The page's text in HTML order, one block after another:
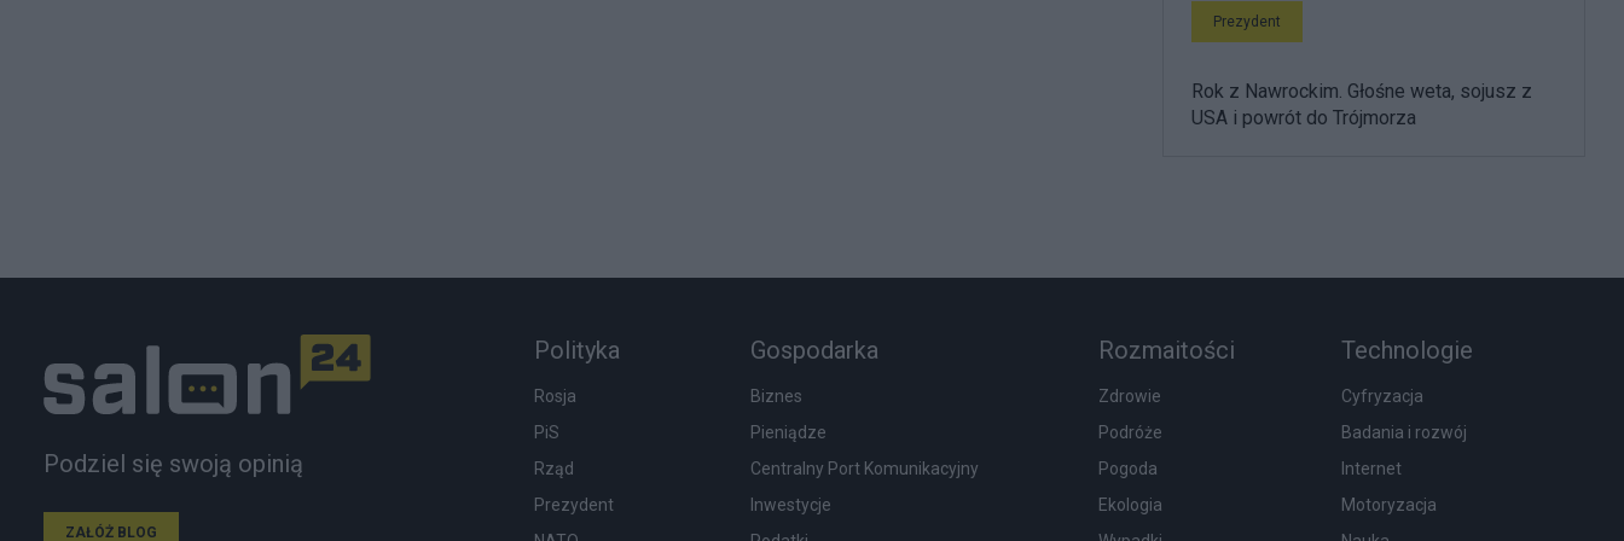
Prezydent
Rok z Nawrockim. Głośne weta, sojusz z
USA i powrót do Trójmorza
Podziel się swoją opinią
ZAŁÓŻ BLOG
Polityka
Rosja
PiS
Rząd
Prezydent
Gospodarka
Biznes
Pieniądze
Centralny Port Komunikacyjny
Inwestycje
Rozmaitości
Zdrowie
Podróże
Pogoda
Ekologia
Technologie
Cyfryzacja
Badania i rozwój
Internet
Motoryzacja